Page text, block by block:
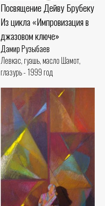
Посвящение Дейву Брубеку
Из цикла «Импровизация в
джазовом ключе»
Дамир Рузыбаев
Левкас, гуашь, масло Шамот,
глазурь - 1999 год